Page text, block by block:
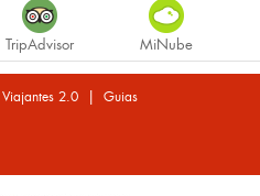
TripAdvisor MiNube
Viajantes 2.0 | Guias